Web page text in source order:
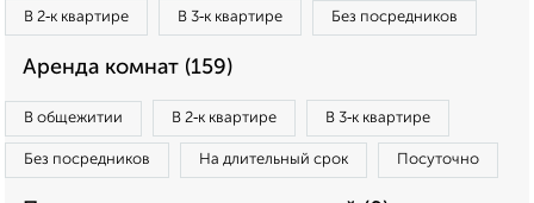
В 2‑к квартире В 3‑к квартире Без посредников
Аренда комнат (159)
В общежитии В 2‑к квартире В 3‑к квартире
Без посредников На длительный срок Посуточно